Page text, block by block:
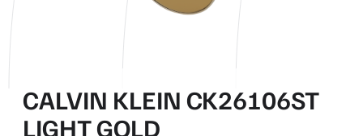
CALVIN KLEIN CK26106ST
LIGHT GOLD